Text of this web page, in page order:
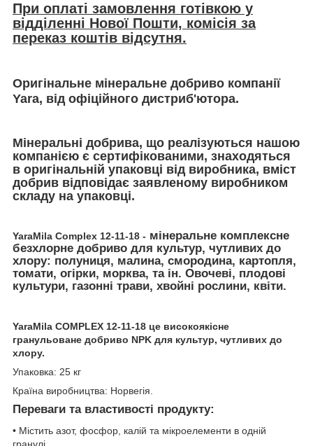
При оплаті замовлення готівкою у
відділенні Нової Пошти, комісія за
переказ коштів відсутня.
Оригінальне мінеральне добриво компанії
Yara, від офіційного дистриб'ютора.
Мінеральні добрива, що реалізуються нашою
компанією є сертифікованими, знаходяться
в оригінальній упаковці від виробника, вміст
добрив відповідає заявленому виробником
складу на упаковці.
YaraMila Complex 12-11-18 - мінеральне комплексне
безхлорне добриво для культур, чутливих до
хлору: полуниця, малина, смородина, картопля,
томати, огірки, морква, та ін. Овочеві, плодові
культури, газонні трави, хвойні рослини, квіти.
YaraMila COMPLEX 12-11-18 це високоякісне
гранульоване добриво NPK для культур, чутливих до
хлору.
Упаковка: 25 кг
Країна виробництва: Норвегія.
Переваги та властивості продукту:
• Містить азот, фосфор, калій та мікроелементи в одній
гранулі.